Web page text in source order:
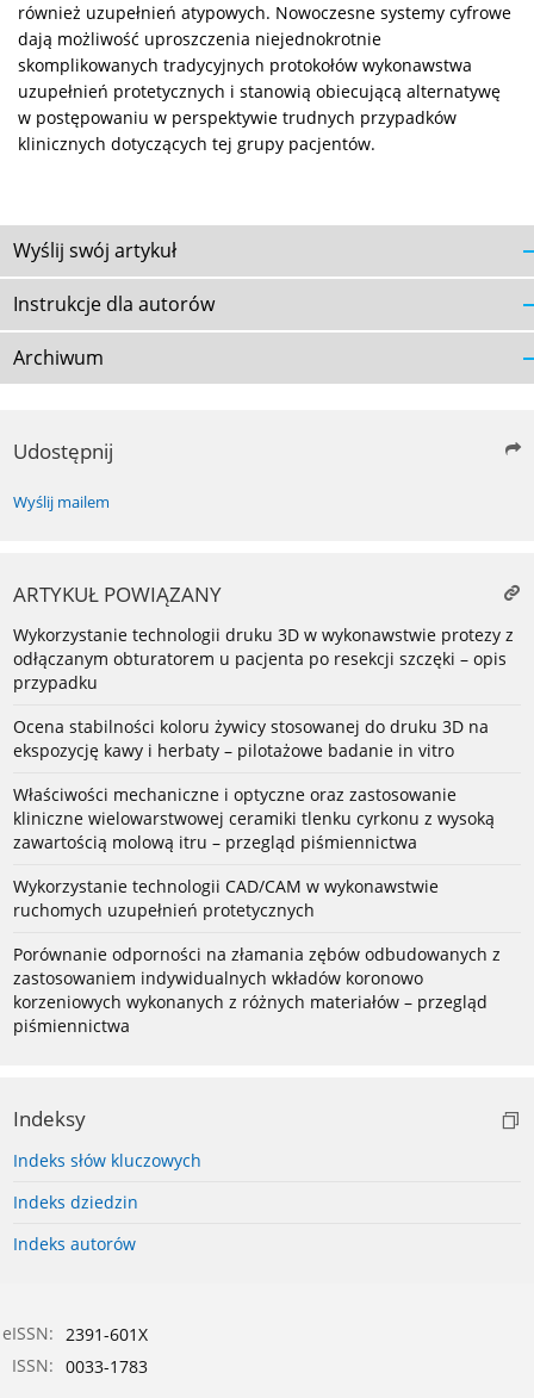
również uzupełnień atypowych. Nowoczesne systemy cyfrowe
dają możliwość uproszczenia niejednokrotnie
skomplikowanych tradycyjnych protokołów wykonawstwa
uzupełnień protetycznych i stanowią obiecującą alternatywę
w postępowaniu w perspektywie trudnych przypadków
klinicznych dotyczących tej grupy pacjentów.
Wyślij swój artykuł
Instrukcje dla autorów
Archiwum
Udostępnij
Wyślij mailem
ARTYKUŁ POWIĄZANY
Wykorzystanie technologii druku 3D w wykonawstwie protezy z
odłączanym obturatorem u pacjenta po resekcji szczęki – opis
przypadku
Ocena stabilności koloru żywicy stosowanej do druku 3D na
ekspozycję kawy i herbaty – pilotażowe badanie in vitro
Właściwości mechaniczne i optyczne oraz zastosowanie
kliniczne wielowarstwowej ceramiki tlenku cyrkonu z wysoką
zawartością molową itru – przegląd piśmiennictwa
Wykorzystanie technologii CAD/CAM w wykonawstwie
ruchomych uzupełnień protetycznych
Porównanie odporności na złamania zębów odbudowanych z
zastosowaniem indywidualnych wkładów koronowo
korzeniowych wykonanych z różnych materiałów – przegląd
piśmiennictwa
Indeksy
Indeks słów kluczowych
Indeks dziedzin
Indeks autorów
eISSN: 2391-601X
ISSN: 0033-1783